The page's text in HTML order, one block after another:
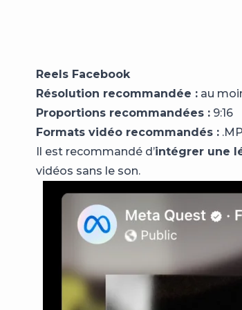
Reels Facebook
Résolution recommandée : au
Proportions recommandées : 9:16
Formats vidéo recommandés :
Il est recommandé d’intégrer une
vidéos sans le son.